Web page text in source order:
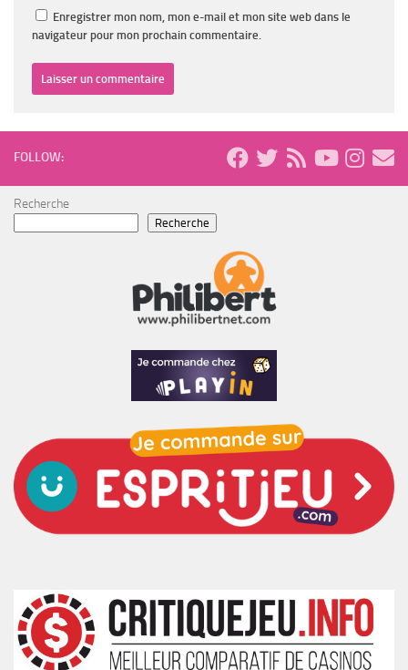
Enregistrer mon nom, mon e-mail et mon site web dans le
navigateur pour mon prochain commentaire.
FOLLOW:
Recherche
Recherche